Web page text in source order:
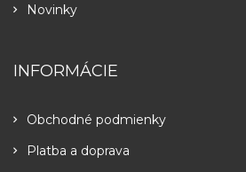
Novinky
INFORMÁCIE
Obchodné podmienky
Platba a doprava